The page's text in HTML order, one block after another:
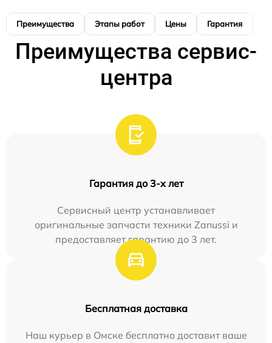
Преимущества Этапы работ Цены Гарантия
Преимущества сервис-
центра
Гарантия до 3-х лет
Сервисный центр устанавливает
оригинальные запчасти техники Zanussi и
предоставляет гарантию до 3 лет.
Бесплатная доставка
Наш курьер в Омске бесплатно доставит ваше